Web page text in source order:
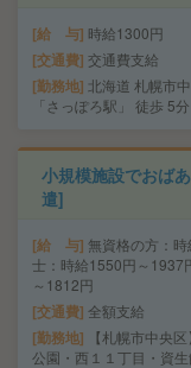
給 与 時給1300円
交通費 交通費支給
勤務地 北海道 札幌市
「さっぽろ駅」 徒歩 5分
小規模施設でおば
遣]
給 与 無資格の方：
士：時給1550円～1937
～1812円
交通費 全額支給
勤務地
【札幌市中央
公園・西１１丁目・資